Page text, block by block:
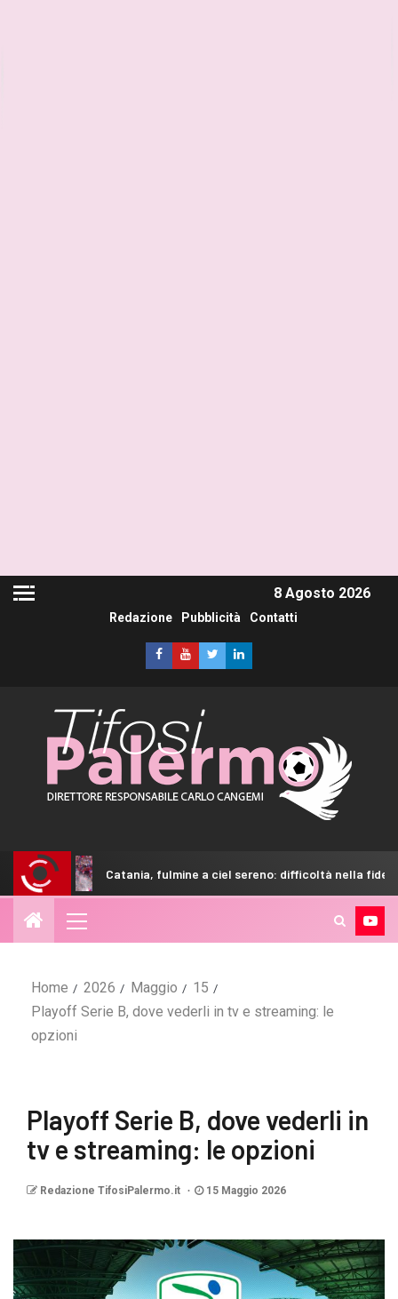
8 Agosto 2026
Redazione Pubblicità Contatti
Catania, fulmine a ciel sereno: difficoltà nella fideiussione
Home 2026 Maggio
15
Playoff Serie B, dove vederli in tv e streaming: le
opzioni
Playoff Serie B, dove vederli in
tv e streaming: le opzioni
Redazione TifosiPalermo.it 15 Maggio 2026